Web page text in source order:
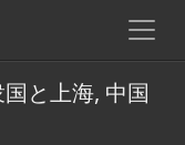
と上海, 中国